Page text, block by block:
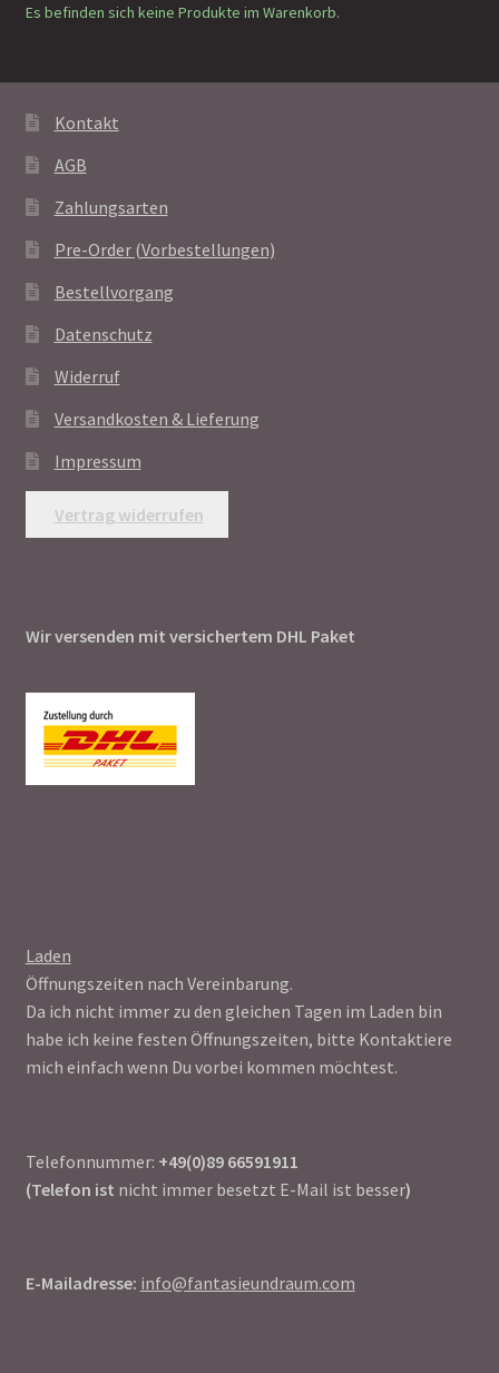
Es befinden sich keine Produkte im Warenkorb.
Kontakt
AGB
Zahlungsarten
Pre-Order (Vorbestellungen)
Bestellvorgang
Datenschutz
Widerruf
Versandkosten & Lieferung
Impressum
Vertrag widerrufen
Wir versenden mit versichertem DHL Paket
Laden
Öffnungszeiten nach Vereinbarung.
Da ich nicht immer zu den gleichen Tagen im Laden bin
habe ich keine festen Öffnungszeiten, bitte Kontaktiere
mich einfach wenn Du vorbei kommen möchtest.
Telefonnummer: +49(0)89 66591911
(Telefon ist nicht immer besetzt E-Mail ist besser)
E-Mailadresse: info@fantasieundraum.com